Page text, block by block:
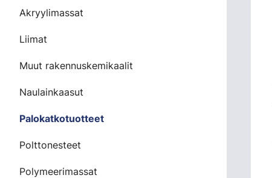
Akryylimassat
Liimat
Muut rakennuskemikaalit
Naulainkaasut
Palokatkotuotteet
Polttonesteet
Polymeerimassat